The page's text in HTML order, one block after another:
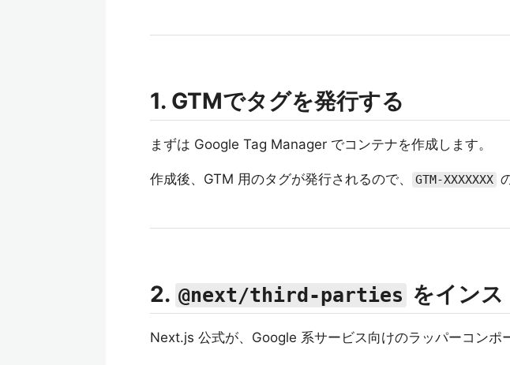
1. GTMでタグを発行する
まずは Google Tag Manager でコンテナを作成します。
作成後、GTM 用のタグが発行されるので、 GTM-XXXXXXX
2. @next/third-parties をインス
Next.js 公式が、Google 系サービス向けのラッパーコンポ